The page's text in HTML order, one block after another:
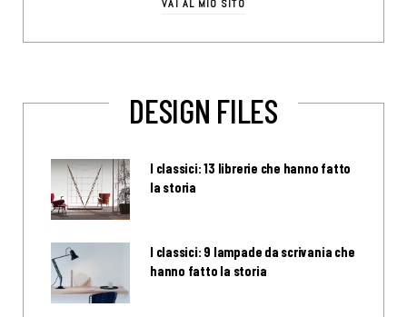
VAI AL MIO SITO
DESIGN FILES
I classici: 13 librerie che hanno fatto
la storia
I classici: 9 lampade da scrivania che
hanno fatto la storia